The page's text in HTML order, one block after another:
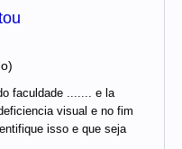
faculdade ....... e la
visual e no fim
isso e que seja